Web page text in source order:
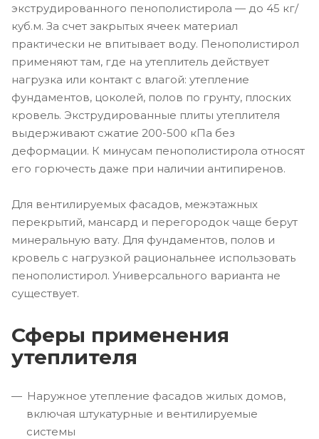
экструдированного пенополистирола — до 45 кг/
куб.м. За счет закрытых ячеек материал
практически не впитывает воду. Пенополистирол
применяют там, где на утеплитель действует
нагрузка или контакт с влагой: утепление
фундаментов, цоколей, полов по грунту, плоских
кровель. Экструдированные плиты утеплителя
выдерживают сжатие 200-500 кПа без
деформации. К минусам пенополистирола относят
его горючесть даже при наличии антипиренов.
Для вентилируемых фасадов, межэтажных
перекрытий, мансард и перегородок чаще берут
минеральную вату. Для фундаментов, полов и
кровель с нагрузкой рациональнее использовать
пенополистирол. Универсального варианта не
существует.
Сферы применения
утеплителя
Наружное утепление фасадов жилых домов,
включая штукатурные и вентилируемые
системы